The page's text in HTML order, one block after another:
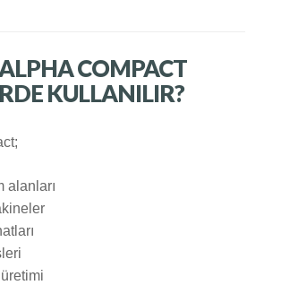
COMPACT
KULLANILIR?
alanları